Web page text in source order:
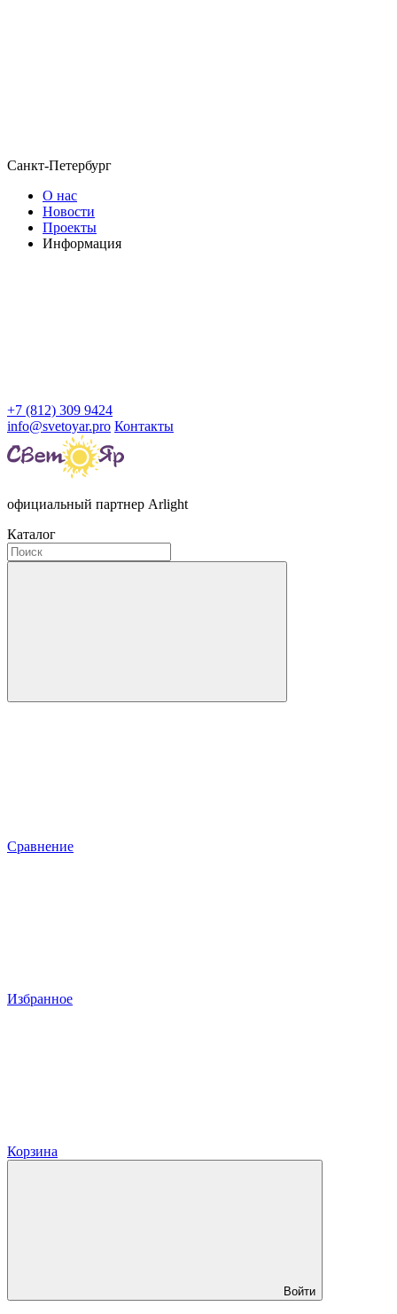
Санкт-Петербург
О нас
Новости
Проекты
Информация
+7 (812) 309 9424
info@svetoyar.pro Контакты
официальный партнер Arlight
Каталог
Сравнение
Избранное
Корзина
Войти